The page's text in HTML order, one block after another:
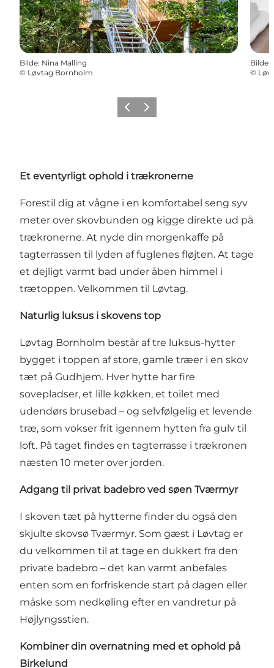
Bilde: Nina Malling
© Løvtag Bornholm
Bilde:
©
ForrigeNeste
Et eventyrligt ophold i trækronerne
Forestil dig at vågne i en komfortabel seng syv
meter over skovbunden og kigge direkte ud på
trækronerne. At nyde din morgenkaffe på
tagterrassen til lyden af fuglenes fløjten. At tage
et dejligt varmt bad under åben himmel i
trætoppen. Velkommen til Løvtag.
Naturlig luksus i skovens top
Løvtag Bornholm består af tre luksus-hytter
bygget i toppen af store, gamle træer i en skov
tæt på Gudhjem. Hver hytte har fire
sovepladser, et lille køkken, et toilet med
udendørs brusebad – og selvfølgelig et levende
træ, som vokser frit igennem hytten fra gulv til
loft. På taget findes en tagterrasse i trækronen
næsten 10 meter over jorden.
Adgang til privat badebro ved søen Tværmyr
I skoven tæt på hytterne finder du også den
skjulte skovsø Tværmyr. Som gæst i Løvtag er
du velkommen til at tage en dukkert fra den
private badebro – det kan varmt anbefales
enten som en forfriskende start på dagen eller
måske som nedkøling efter en vandretur på
Højlyngsstien.
Kombiner din overnatning med et ophold på
Birkelund